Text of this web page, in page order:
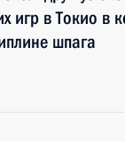
игр в Токио в
шпага